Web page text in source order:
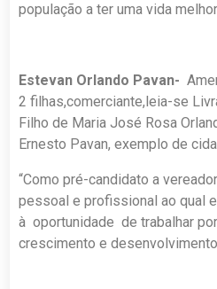
população a ter uma vida
Estevan Orlando Pavan-
2 filhas,comerciante,leia-se
Filho de Maria José Rosa
Ernesto Pavan, exemplo de
“Como pré-candidato a
pessoal e profissional ao qual
à oportunidade de trabalhar
crescimento e